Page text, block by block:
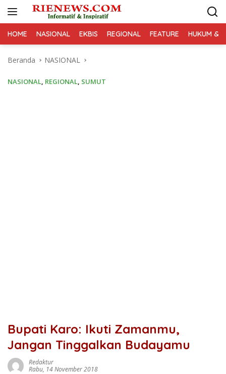
HOME NASIONAL EKBIS REGIONAL FEATURE HUKUM &
Beranda NASIONAL
NASIONAL, REGIONAL, SUMUT
Bupati Karo: Ikuti Zamanmu,
Jangan Tinggalkan Budayamu
Redaktur
Rabu, 14 November 2018